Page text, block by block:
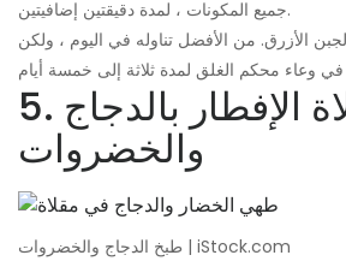
جميع المكونات ، لمدة دقيقتين إضافيتين.
الأزرق. من الأفضل تناوله في اليوم ، ولكن
5. مقلاة الإفطار بالدجاج
والخضروات
طبخ الدجاج والخضروات | iStock.com